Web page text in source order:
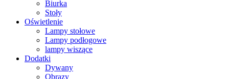
Biurka
Stoły
Oświetlenie
Lampy stołowe
Lampy podłogowe
lampy wiszące
Dodatki
Dywany
Obrazy